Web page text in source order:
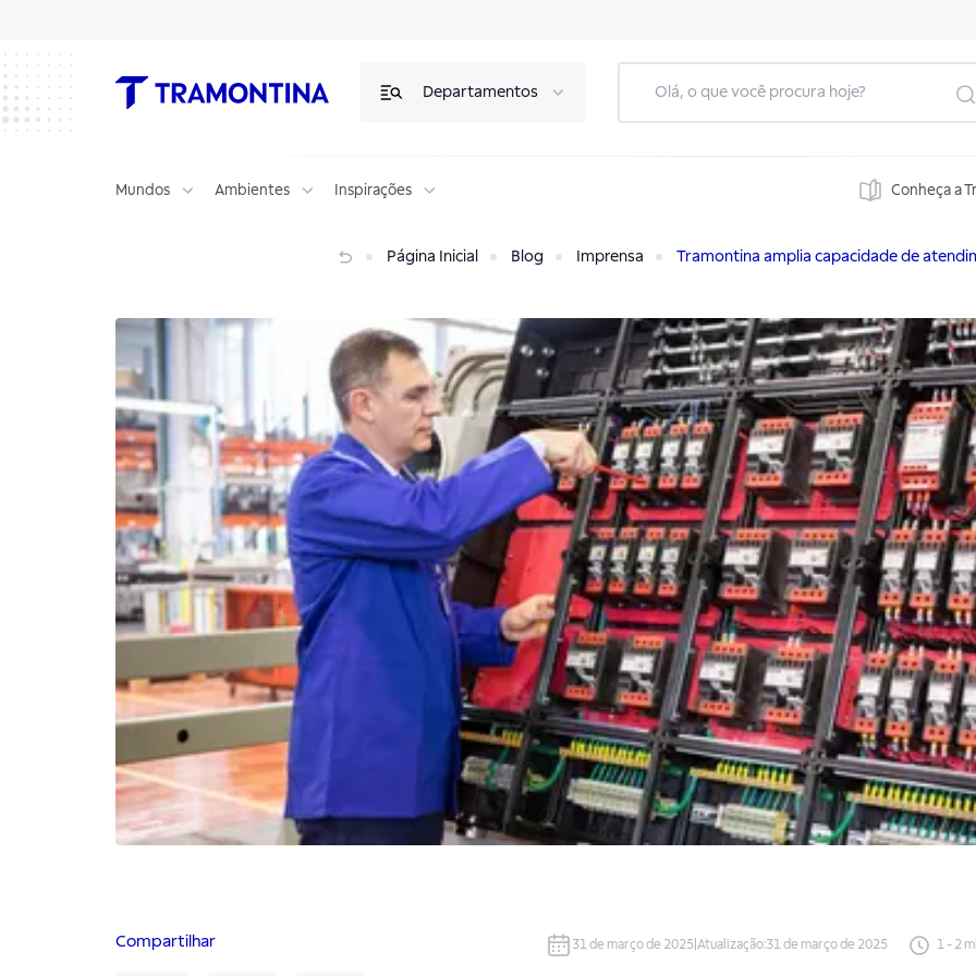
Departamentos
Mundos Ambientes Inspirações Conheça a
Página Inicial Blog Imprensa Tramontina amplia capacidade de
Compartilhar 31 de março de 2025 Atualização:31 de março de 2025 1- 2